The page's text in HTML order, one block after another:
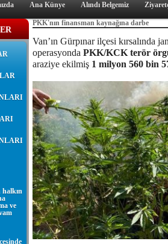
Ana Künye Alındı Belgemiz
ve
PKK'nın finansman kaynağına darbe
Van’ın Gürpınar ilçesi kırsalında
operasyonda PKK/KCK terör
araziye ekilmiş 1 milyon 560 bin